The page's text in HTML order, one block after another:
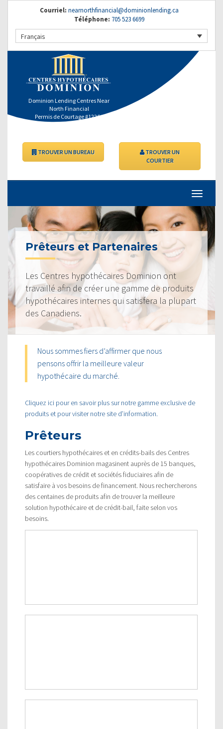
Courriel: nearnorthfinancial@dominionlending.ca
Téléphone: 705 523 6699
Français
Dominion Lending Centres Near
North Financial
Permis de Courtage #12264
TROUVER UN BUREAU
TROUVER UN
COURTIER
Prêteurs et Partenaires
Les Centres hypothécaires Dominion ont
travaillé afin de créer une gamme de produits
hypothécaires internes qui satisfera la plupart
des Canadiens.
Nous sommes fiers d’affirmer que nous
pensons offrir la meilleure valeur
hypothécaire du marché.
Cliquez ici pour en savoir plus sur notre gamme exclusive de
produits et pour visiter notre site d’information.
Prêteurs
Les courtiers hypothécaires et en crédits-bails des Centres
hypothécaires Dominion magasinent auprès de 15 banques,
coopératives de crédit et sociétés fiduciaires afin de
satisfaire à vos besoins de financement. Nous rechercherons
des centaines de produits afin de trouver la meilleure
solution hypothécaire et de crédit-bail, faite selon vos
besoins.